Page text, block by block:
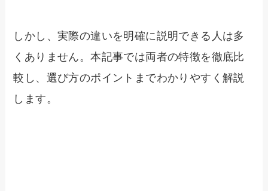
しかし、実際の違いを明確に説明できる人は多
くありません。本記事では両者の特徴を徹底比
較し、選び方のポイントまでわかりやすく解説
します。